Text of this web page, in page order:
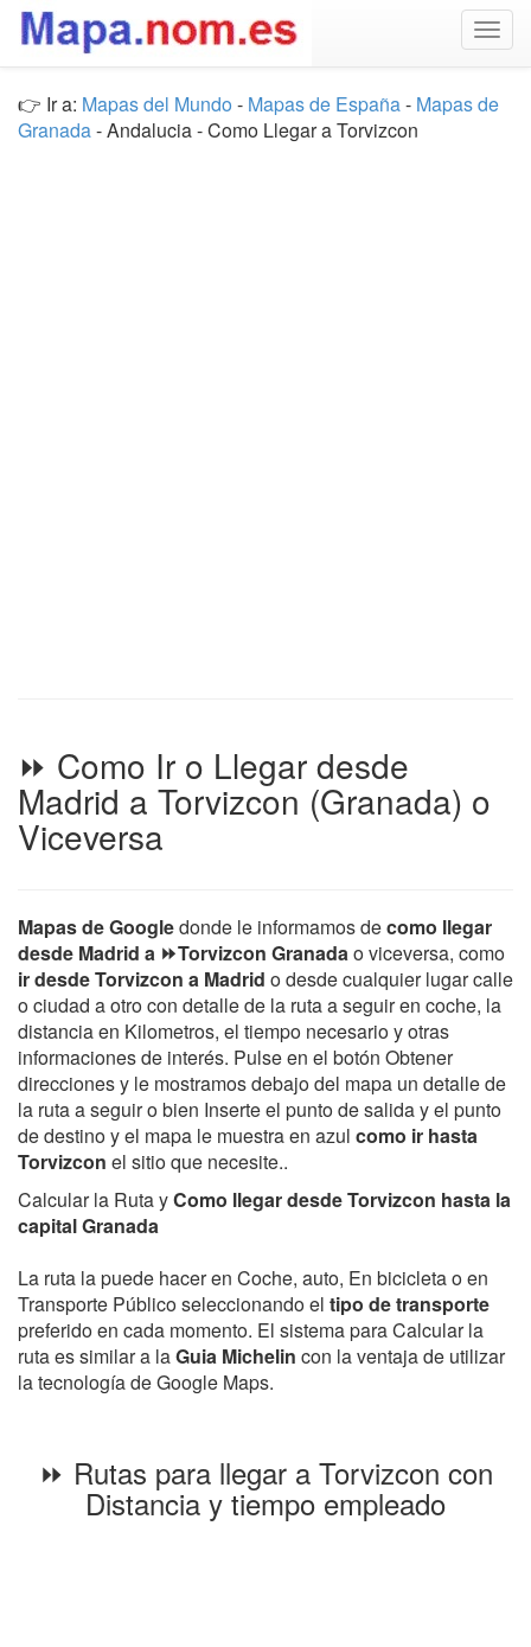
👉 Ir a: Mapas del Mundo - Mapas de España- Mapas de
Granada- Andalucia - Como Llegar a Torvizcon
⏩ Como Ir o Llegar desde
Madrid a Torvizcon (Granada) o
Viceversa
Mapas de Googledonde le informamos decomo llegar
desde Madrid a ⏩Torvizcon Granadao viceversa, como
ir desde Torvizcon a Madrid o desde cualquier lugar calle
o ciudad a otro con detalle de la ruta a seguir en coche, la
distancia en Kilometros, el tiempo necesario y otras
informaciones de interés. Pulse en el botón Obtener
direcciones y le mostramos debajo del mapa un detalle de
la ruta a seguir o bien Inserte el punto de salida y el punto
de destino y el mapa le muestra en azul como ir hasta
Torvizcon el sitio que necesite..
Calcular la Ruta yComo llegar desde Torvizcon hasta la
capital Granada
La ruta la puede hacer en Coche, auto, En bicicleta o en
Transporte Público seleccionando el tipo de transporte
preferido en cada momento. El sistema para Calcular la
ruta es similar a laGuia Michelin con la ventaja de utilizar
la tecnología de Google Maps.
⏩ Rutas para llegar a Torvizcon con
Distancia y tiempo empleado